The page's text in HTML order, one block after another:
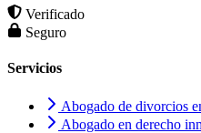
Verificado
Seguro
Servicios
Abogado de divorcios
Abogado en derecho